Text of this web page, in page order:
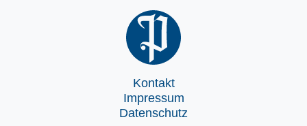
Kontakt
Impressum
Datenschutz